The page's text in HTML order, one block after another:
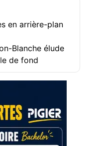
en arrière-plan
Blanche élude
de fond